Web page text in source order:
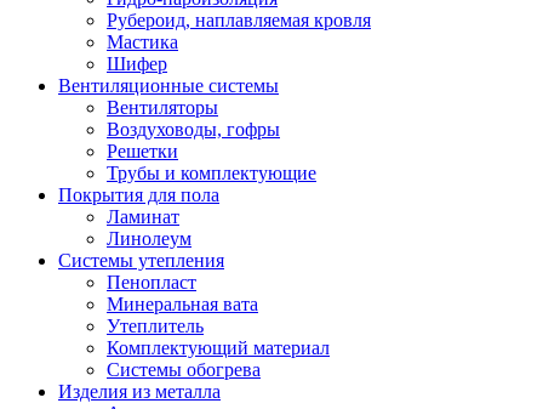
Рубероид, наплавляемая кровля
Мастика
Шифер
Вентиляционные системы
Вентиляторы
Воздуховоды, гофры
Решетки
Трубы и комплектующие
Покрытия для пола
Ламинат
Линолеум
Системы утепления
Пенопласт
Минеральная вата
Утеплитель
Комплектующий материал
Системы обогрева
Изделия из металла